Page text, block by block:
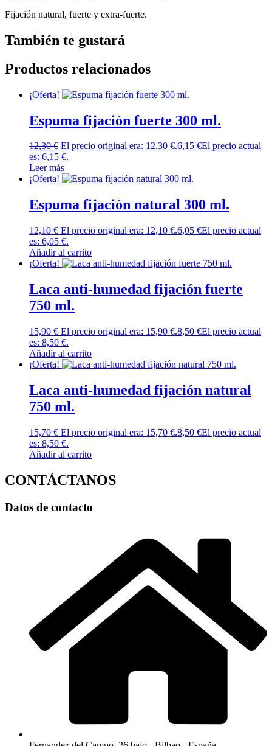
Fijación natural, fuerte y extra-fuerte.
También te gustará
Productos relacionados
¡Oferta!
Espuma fijación fuerte 300 ml.
12,30€ El precio original era: 12,30 €.6,15 €El precio actual
es: 6,15 €.
Leer más
¡Oferta!
Espuma fijación natural 300 ml.
12,10€ El precio original era: 12,10 €.6,05 €El precio actual
es: 6,05 €.
Añadir al carrito
¡Oferta!
Laca anti-humedad fijación fuerte
750 ml.
15,90€ El precio original era: 15,90 €.8,50 €El precio actual
es: 8,50 €.
Añadir al carrito
¡Oferta!
Laca anti-humedad fijación natural
750 ml.
15,70€ El precio original era: 15,70 €.8,50 €El precio actual
es: 8,50 €.
Añadir al carrito
CONTÁCTANOS
Datos de contacto